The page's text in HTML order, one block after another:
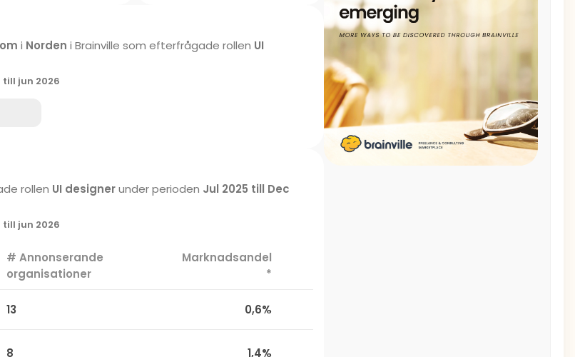
i Norden i Brainville som efterfrågade rollen UI
till jun 2026
rollen UI designerunder perioden Jul 2025 till Dec
till jun 2026
# Annonserande
organisationer
Marknadsandel
*
13 0,6%
8 1,4%